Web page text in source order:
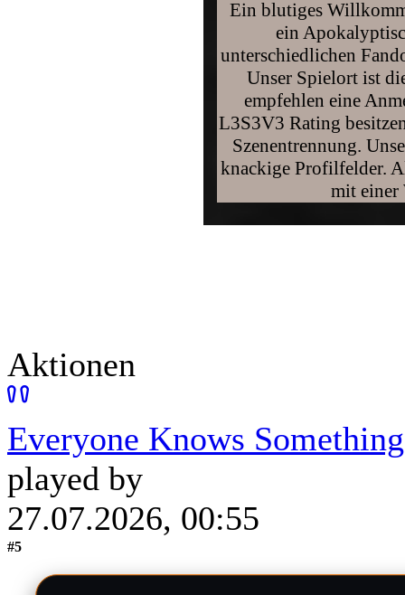
Ein blutiges
ein
unterschiedlichen
Unser Spielort ist
empfehlen eine
L3S3V3 Rating
Szenentrennung.
knackige Profilfelder.
mit einer
Aktionen
Everyone Knows Something
played by
27.07.2026, 00:55
#5